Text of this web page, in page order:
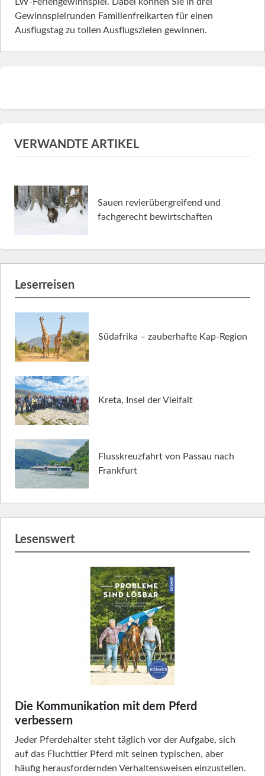
Gewinnspielrunden Familienfreikarten für einen
Ausflugstag zu tollen Ausflugszielen gewinnen.
VERWANDTE ARTIKEL
Sauen revierübergreifend und
fachgerecht bewirtschaften
Leserreisen
Südafrika – zauberhafte Kap-Region
Kreta, Insel der Vielfalt
Flusskreuzfahrt von Passau nach
Frankfurt
Lesenswert
Die Kommunikation mit dem Pferd
verbessern
Jeder Pferdehalter steht täglich vor der Aufgabe, sich
auf das Fluchttier Pferd mit seinen typischen, aber
häufig herausfordernden Verhaltensweisen einzustellen.